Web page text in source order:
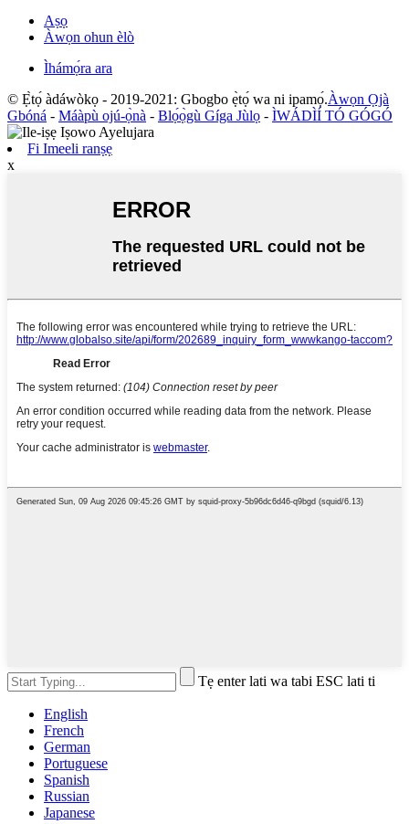
Aṣọ
Àwọn ohun èlò
Ìhámọ́ra ara
© Ẹ̀tọ́ àdáwòkọ - 2019-2021: Gbogbo ẹ̀tọ́ wa ni ipamọ́.Àwọn Ọjà
Gbóná - Máàpù ojú-ọ̀nà - Blọ́ọ̀gù Gíga Jùlọ - ÌWÁDÌÍ TÓ GÓGÓ
Fi Imeeli ranṣẹ
x
Tẹ enter lati wa tabi ESC lati ti
English
French
German
Portuguese
Spanish
Russian
Japanese